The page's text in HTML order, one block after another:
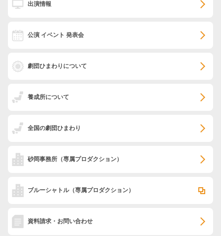
出演情報
公演 イベント 発表会
劇団ひまわりについて
養成所について
全国の劇団ひまわり
砂岡事務所 （専属プロダクション）
ブルーシャトル（専属プロダクション）
資料請求・お問い合わせ